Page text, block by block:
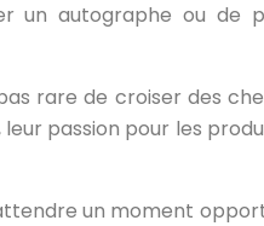
un autographe ou
rare de croiser des
passion pour les
un moment